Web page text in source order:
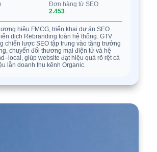
Đơn hàng từ SEO
2.453
hiệu FMCG, triển khai dự án SEO
dịch Rebranding toàn hệ thống. GTV
chiến lược SEO tập trung vào tăng trưởng
chuyển đổi thương mại điện tử và hệ
giúp website đạt hiệu quả rõ rệt cả
lẫn doanh thu kênh Organic.